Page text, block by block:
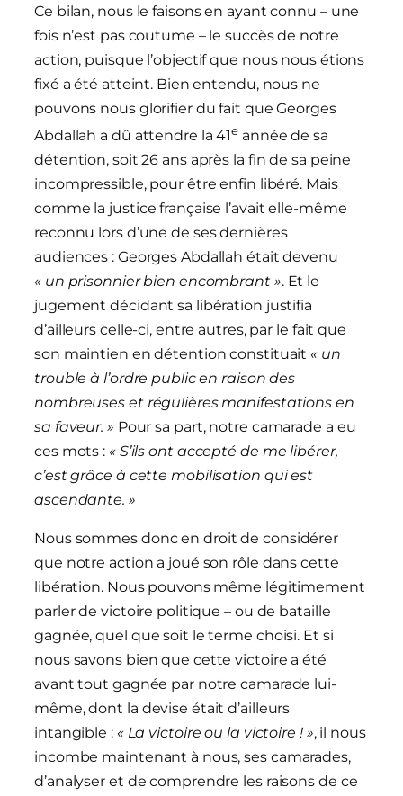
Ce bilan, nous le faisons en ayant connu – une
fois n’est pas coutume – le succès de notre
action, puisque l’objectif que nous nous étions
fixé a été atteint. Bien entendu, nous ne
pouvons nous glorifier du fait que Georges
Abdallah a dû attendre la 41e année de sa
détention, soit 26 ans après la fin de sa peine
incompressible, pour être enfin libéré. Mais
comme la justice française l’avait elle-même
reconnu lors d’une de ses dernières
audiences : Georges Abdallah était devenu
« un prisonnier bien encombrant ». Et le
jugement décidant sa libération justifia
d’ailleurs celle-ci, entre autres, par le fait que
son maintien en détention constituait « un
trouble à l’ordre public en raison des
nombreuses et régulières manifestations en
sa faveur. » Pour sa part, notre camarade a eu
ces mots : « S’ils ont accepté de me libérer,
c’est grâce à cette mobilisation qui est
ascendante. »
Nous sommes donc en droit de considérer
que notre action a joué son rôle dans cette
libération. Nous pouvons même légitimement
parler de victoire politique – ou de bataille
gagnée, quel que soit le terme choisi. Et si
nous savons bien que cette victoire a été
avant tout gagnée par notre camarade lui-
même, dont la devise était d’ailleurs
intangible : « La victoire ou la victoire ! », il nous
incombe maintenant à nous, ses camarades,
d’analyser et de comprendre les raisons de ce